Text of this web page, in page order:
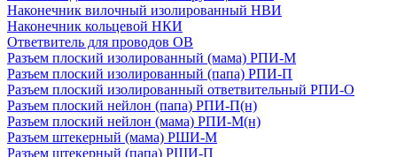
Наконечник вилочный изолированный НВИ
Наконечник кольцевой НКИ
Ответвитель для проводов ОВ
Разъем плоский изолированный (мама) РПИ-М
Разъем плоский изолированный (папа) РПИ-П
Разъем плоский изолированный ответвительный РПИ-О
Разъем плоский нейлон (папа) РПИ-П(н)
Разъем плоский нейлон (мама) РПИ-М(н)
Разъем штекерный (мама) РШИ-М
Разъем штекерный (папа) РШИ-П